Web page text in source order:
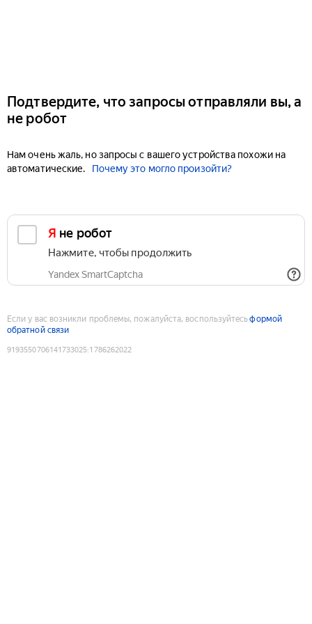
Подтвердите, что запросы отправляли вы, а
не робот
Нам очень жаль, но запросы с вашего устройства похожи на
автоматические.
Почему это могло произойти?
Я не робот
Нажмите, чтобы продолжить
Yandex SmartCaptcha
Если у вас возникли проблемы, пожалуйста, воспользуйтесьформой
обратной связи
9193550706141733025:1786262022